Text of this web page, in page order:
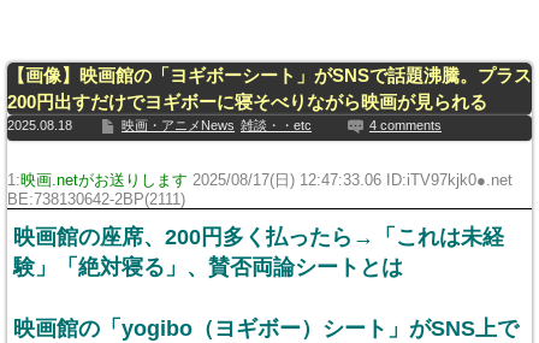
【画像】映画館の「ヨギボーシート」がSNSで話題沸騰。プラス
200円出すだけでヨギボーに寝そべりながら映画が見られる
2025.08.18 映画・アニメNews 雑談・・etc 4 comments
1:映画.netがお送りします 2025/08/17(日) 12:47:33.06 ID:iTV97kjk0●.net
BE:738130642-2BP(2111)
映画館の座席、200円多く払ったら→「これは未経
験」「絶対寝る」、賛否両論シートとは
映画館の「yogibo（ヨギボー）シート」がSNS上で